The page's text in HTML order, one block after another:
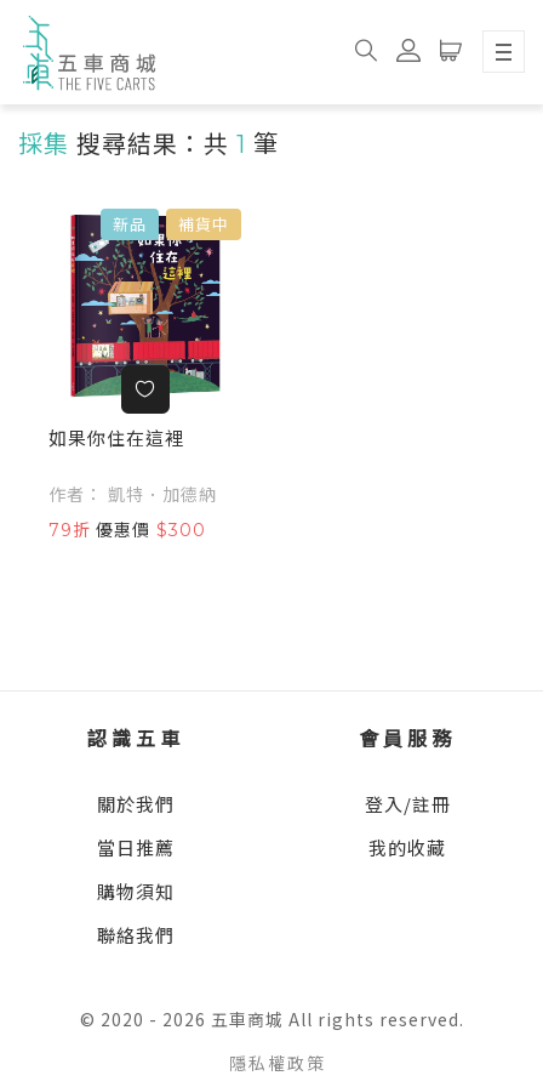
採集 搜尋結果：共 1 筆
新品 補貨中
如果你住在這裡
作者： 凱特．加德納
79折 優惠價 $300
認識五車
關於我們
當日推薦
購物須知
聯絡我們
會員服務
登入/註冊
我的收藏
© 2020 - 2026 五車商城 All rights reserved.
隱私權政策